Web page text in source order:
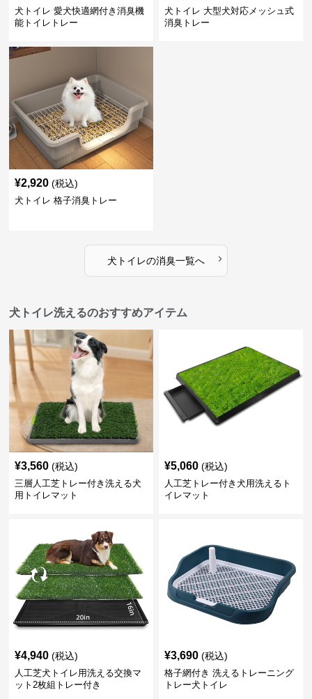
犬トイレ 愛犬快適網付き消臭機
能トイレトレー
犬トイレ 大型犬対応メッシュ式
消臭トレー
¥2,920 (税込)
犬トイレ 格子消臭トレー
犬トイレの消臭一覧へ ›
犬トイレ洗えるのおすすめアイテム
¥3,560 (税込)
三層人工芝トレー付き洗える犬
用トイレマット
¥5,060 (税込)
人工芝トレー付き犬用洗えるト
イレマット
¥4,940 (税込)
人工芝犬トイレ用洗える交換マ
ット2枚組トレー付き
¥3,690 (税込)
格子網付き 洗えるトレーニング
トレー犬トイレ